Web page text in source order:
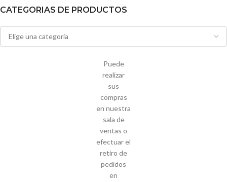
CATEGORIAS DE PRODUCTOS
Puede
realizar
sus
compras
en nuestra
sala de
ventas o
efectuar el
retiro de
pedidos
en